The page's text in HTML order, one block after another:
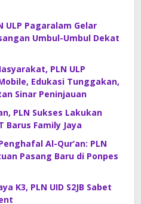
ULP Pagaralam Gelar
Umbul-Umbul Dekat
PLN ULP
Edukasi Tunggakan,
Sinar Peninjauan
PLN Sukses Lakukan
Barus Family Jaya
Al-Qur’an: PLN
Pasang Baru di Ponpes
K3, PLN UID S2JB Sabet